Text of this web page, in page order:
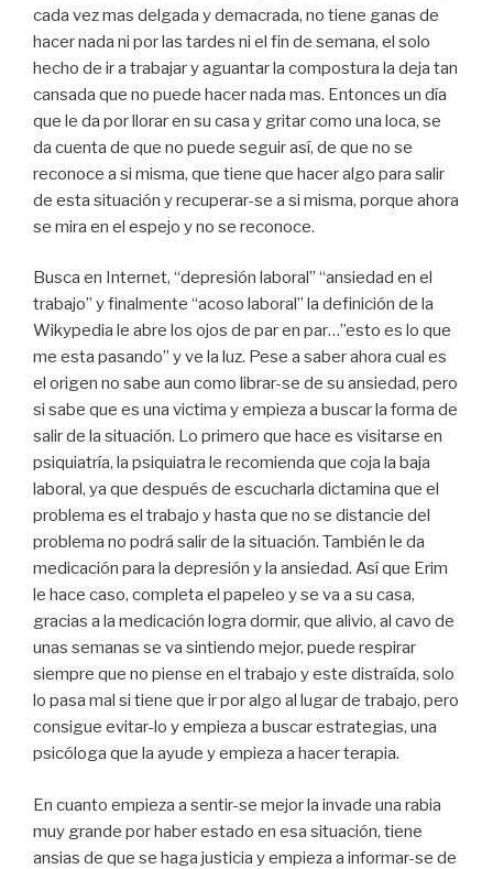
cada vez mas delgada y demacrada, no tiene ganas de
hacer nada ni por las tardes ni el fin de semana, el solo
hecho de ir a trabajar y aguantar la compostura la deja tan
cansada que no puede hacer nada mas. Entonces un día
que le da por llorar en su casa y gritar como una loca, se
da cuenta de que no puede seguir así, de que no se
reconoce a si misma, que tiene que hacer algo para salir
de esta situación y recuperar-se a si misma, porque ahora
se mira en el espejo y no se reconoce.
Busca en Internet, “depresión laboral” “ansiedad en el
trabajo” y finalmente “acoso laboral” la definición de la
Wikypedia le abre los ojos de par en par…”esto es lo que
me esta pasando” y ve la luz. Pese a saber ahora cual es
el origen no sabe aun como librar-se de su ansiedad, pero
si sabe que es una victima y empieza a buscar la forma de
salir de la situación. Lo primero que hace es visitarse en
psiquiatría, la psiquiatra le recomienda que coja la baja
laboral, ya que después de escucharla dictamina que el
problema es el trabajo y hasta que no se distancie del
problema no podrá salir de la situación. También le da
medicación para la depresión y la ansiedad. Así que Erim
le hace caso, completa el papeleo y se va a su casa,
gracias a la medicación logra dormir, que alivio, al cavo de
unas semanas se va sintiendo mejor, puede respirar
siempre que no piense en el trabajo y este distraída, solo
lo pasa mal si tiene que ir por algo al lugar de trabajo, pero
consigue evitar-lo y empieza a buscar estrategias, una
psicóloga que la ayude y empieza a hacer terapia.
En cuanto empieza a sentir-se mejor la invade una rabia
muy grande por haber estado en esa situación, tiene
ansias de que se haga justicia y empieza a informar-se de